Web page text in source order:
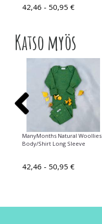
42,46 - 50,95 €
Katso myös
ManyMonths Natural Woollies
Body/Shirt Long Sleeve
42,46 - 50,95 €